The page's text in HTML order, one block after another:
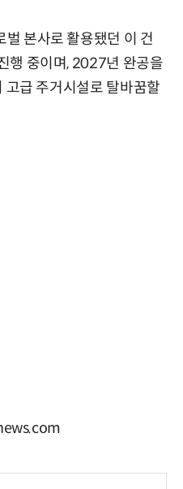
본사로 활용됐던 이 건
행 중이며, 2027년 완공을
급 주거시설로 탈바꿈할